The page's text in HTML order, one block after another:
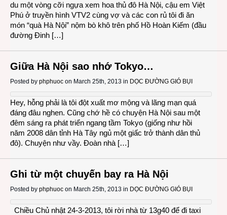
du một vòng cỡi ngựa xem hoa thủ đô Hà Nội, cậu em Việt
Phú ở truyền hình VTV2 cùng vợ và các con rủ tôi đi ăn
món “quà Hà Nội” nộm bò khô trên phố Hồ Hoàn Kiếm (đầu
đường Đinh […]
Giữa Hà Nội sao nhớ Tokyo…
Posted by phphuoc on March 25th, 2013 in DỌC ĐƯỜNG GIÓ BỤI
Hey, hỗng phải là tôi đột xuất mơ mộng và lãng mạn quá
đáng đâu nghen. Cũng chớ hề có chuyện Hà Nội sau một
đêm sáng ra phát triển ngang tầm Tokyo (giống như hồi
năm 2008 dân tỉnh Hà Tây ngủ một giấc trở thành dân thủ
đô). Chuyện như vầy. Đoàn nhà […]
Ghi từ một chuyến bay ra Hà Nội
Posted by phphuoc on March 25th, 2013 in DỌC ĐƯỜNG GIÓ BỤI
Chiều Chủ nhật 24-3-2013, tôi rời nhà từ 13g40 để đi taxi